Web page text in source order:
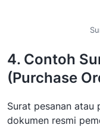
4. Contoh
(Purchase
Surat pesanan atau
dokumen resmi